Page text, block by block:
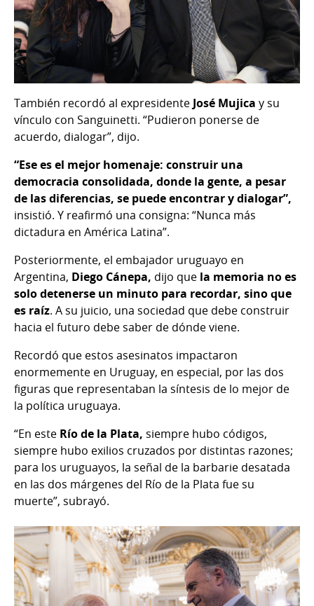
También recordó al expresidente José Mujica y su
vínculo con Sanguinetti. “Pudieron ponerse de
acuerdo, dialogar”, dijo.
“Ese es el mejor homenaje: construir una
democracia consolidada, donde la gente, a pesar
de las diferencias, se puede encontrar y dialogar”,
insistió. Y reafirmó una consigna: “Nunca más
dictadura en América Latina”.
Posteriormente, el embajador uruguayo en
Argentina, Diego Cánepa, dijo que la memoria no es
solo detenerse un minuto para recordar, sino que
es raíz. A su juicio, una sociedad que debe construir
hacia el futuro debe saber de dónde viene.
Recordó que estos asesinatos impactaron
enormemente en Uruguay, en especial, por las dos
figuras que representaban la síntesis de lo mejor de
la política uruguaya.
“En este Río de la Plata, siempre hubo códigos,
siempre hubo exilios cruzados por distintas razones;
para los uruguayos, la señal de la barbarie desatada
en las dos márgenes del Río de la Plata fue su
muerte”, subrayó.